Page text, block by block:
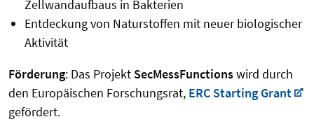
Zellwandaufbaus in Bakterien
Entdeckung von Naturstoffen mit neuer biologischer
Aktivität
Förderung: Das Projekt SecMessFunctionswird durch
den Europäischen Forschungsrat, ERC Starting Grant
gefördert.